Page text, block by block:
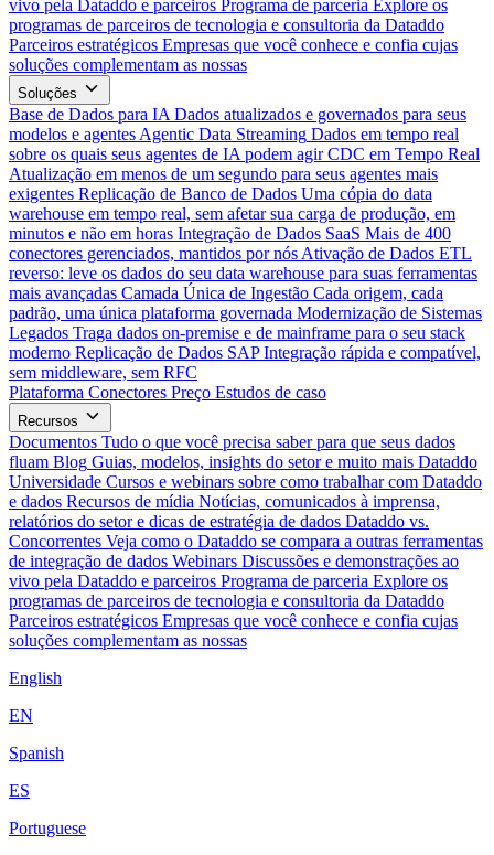
vivo pela Dataddo e parceiros Programa de parceria Explore os
programas de parceiros de tecnologia e consultoria da Dataddo
Parceiros estratégicos Empresas que você conhece e confia cujas
soluções complementam as nossas
Soluções
Base de Dados para IA Dados atualizados e governados para seus
modelos e agentes Agentic Data Streaming Dados em tempo real
sobre os quais seus agentes de IA podem agir CDC em Tempo Real
Atualização em menos de um segundo para seus agentes mais
exigentes Replicação de Banco de Dados Uma cópia do data
warehouse em tempo real, sem afetar sua carga de produção, em
minutos e não em horas Integração de Dados SaaS Mais de 400
conectores gerenciados, mantidos por nós Ativação de Dados ETL
reverso: leve os dados do seu data warehouse para suas ferramentas
mais avançadas Camada Única de Ingestão Cada origem, cada
padrão, uma única plataforma governada Modernização de Sistemas
Legados Traga dados on-premise e de mainframe para o seu stack
moderno Replicação de Dados SAP Integração rápida e compatível,
sem middleware, sem RFC
Plataforma Conectores Preço Estudos de caso
Recursos
Documentos Tudo o que você precisa saber para que seus dados
fluam Blog Guias, modelos, insights do setor e muito mais Dataddo
Universidade Cursos e webinars sobre como trabalhar com Dataddo
e dados Recursos de mídia Notícias, comunicados à imprensa,
relatórios do setor e dicas de estratégia de dados Dataddo vs.
Concorrentes Veja como o Dataddo se compara a outras ferramentas
de integração de dados Webinars Discussões e demonstrações ao
vivo pela Dataddo e parceiros Programa de parceria Explore os
programas de parceiros de tecnologia e consultoria da Dataddo
Parceiros estratégicos Empresas que você conhece e confia cujas
soluções complementam as nossas
English
EN
Spanish
ES
Portuguese